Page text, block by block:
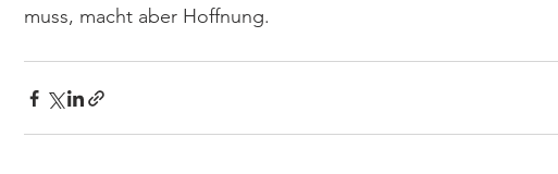
muss, macht aber Hoffnung.